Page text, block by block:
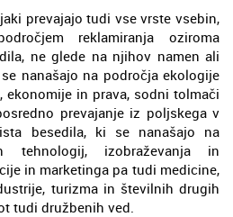
prevajajo tudi vse vrste vsebin,
reklamiranja oziroma
ne glede na njihov namen ali
nanašajo na področja ekologije
ekonomije in prava, sodni tolmači
prevajanje iz poljskega v
besedila, ki se nanašajo na
tehnologij, izobraževanja in
in marketinga pa tudi medicine,
turizma in številnih drugih
tudi družbenih ved.